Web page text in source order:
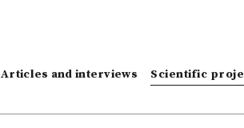
Articles and interviews Scientific